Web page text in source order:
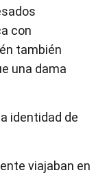
con
también
una dama
identidad de
viajaban en